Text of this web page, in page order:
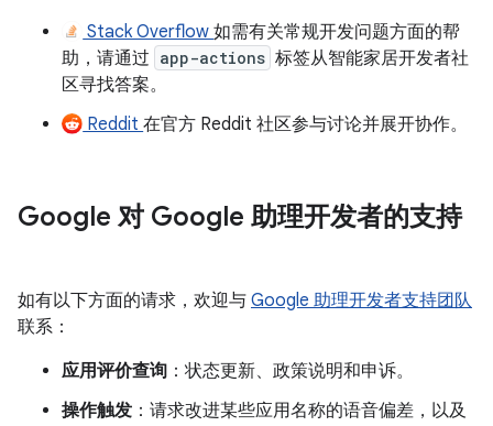
Stack Overflow如需有关常规开发问题方面的帮
助，请通过 app-actions 标签从智能家居开发者社
区寻找答案。
Reddit在官方 Reddit 社区参与讨论并展开协作。
Google 对 Google 助理开发者的支持
如有以下方面的请求，欢迎与 Google 助理开发者支持团队
联系：
应用评价查询 ：状态更新、政策说明和申诉。
操作触发 ：请求改进某些应用名称的语音偏差，以及